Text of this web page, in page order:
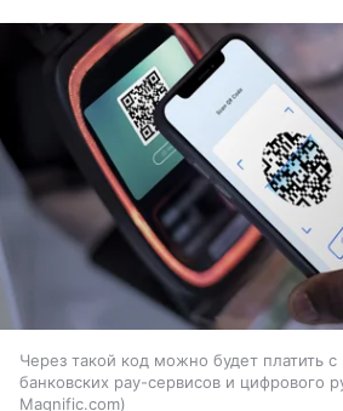
Через такой код можно будет платить
банковских pay-сервисов и цифрового
Magnific.com